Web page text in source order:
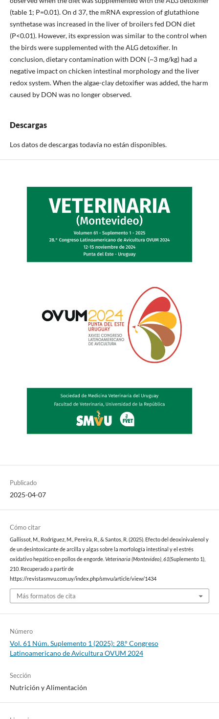
(table 1; P=0.01). On d 37, the mRNA expression of glutathione
synthetase was increased in the liver of broilers fed DON diet
(P<0.01). However, its expression was similar to the control when
the birds were supplemented with the ALG detoxifier. In
conclusion, dietary contamination with DON (~3 mg/kg) had a
negative impact on chicken intestinal morphology and the liver
redox system. When the algae-clay detoxifier was added, the harm
caused by DON was no longer observed.
Descargas
Los datos de descargas todavía no están disponibles.
Publicado
2025-04-07
Cómo citar
Gallissot, M., Rodríguez, M., Pereira, R., & Santos, R. (2025). Efecto del deoxinivalenol y
de un desintoxicante de arcilla y algas sobre la morfología intestinal y el estrés
oxidativo hepático en pollos de engorde. Veterinaria (Montevideo), 61(Suplemento 1),
210. Recuperado a partir de
https://revistasmvu.com.uy/index.php/smvu/article/view/1434
Más formatos de cita
Número
Vol. 61 Núm. Suplemento 1 (2025): 28.° Congreso
Latinoamericano de Avicultura OVUM 2024
Sección
Nutrición y Alimentación